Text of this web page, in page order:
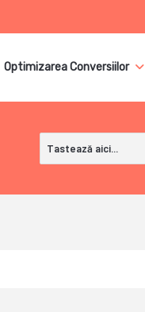
Optimizarea Conversiilor